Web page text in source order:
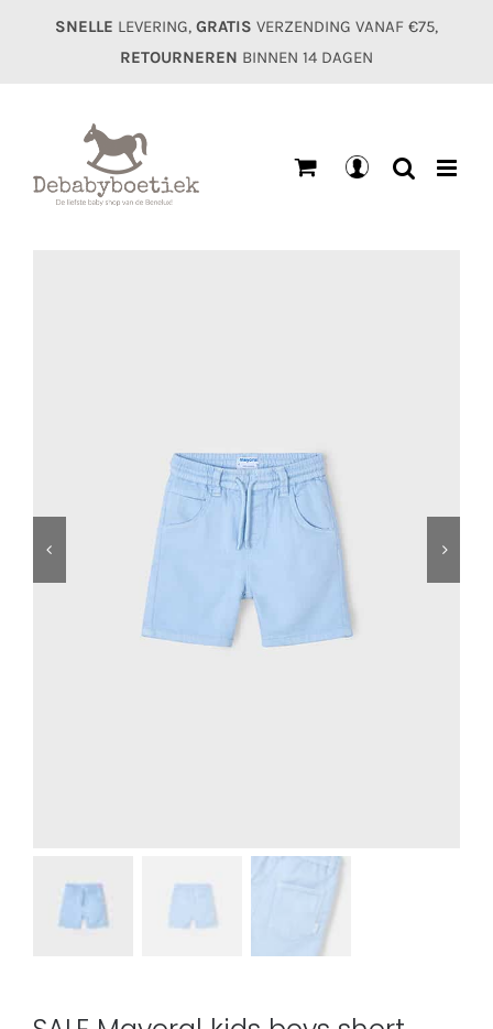
SNELLE LEVERING, GRATIS VERZENDING VANAF €75,
RETOURNEREN BINNEN 14 DAGEN